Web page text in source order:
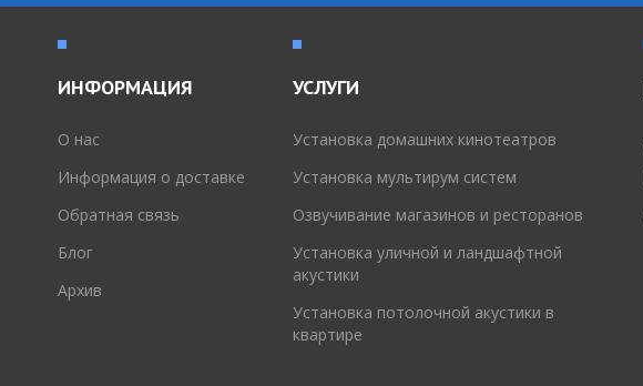
ИНФОРМАЦИЯ
O нас
Информация о доставке
Обратная связь
Блог
Архив
УСЛУГИ
Установка домашних кинотеатров
Установка мультирум систем
Озвучивание магазинов и ресторанов
Установка уличной и ландшафтной
акустики
Установка потолочной акустики в
квартире